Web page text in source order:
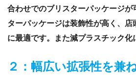
合わせでのブリスターパッケージが
ターパッケージは装飾性が高く、
に最適です。また減プラスチック化
２：幅広い拡張性を兼